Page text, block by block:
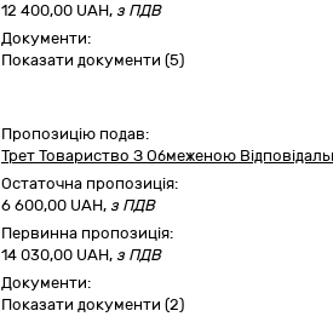
12 400,00 UAH, з ПДВ
Документи:
Показати документи (5)
Пропозицію подав:
Трет Товариство З Обмеженою
Остаточна пропозиція:
6 600,00 UAH, з ПДВ
Первинна пропозиція:
14 030,00 UAH, з ПДВ
Документи:
Показати документи (2)